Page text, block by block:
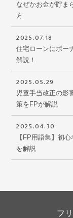
なぜかお金が貯ま
方
2025.07.18
住宅ローンにボー
解説！
2025.05.29
児童手当改正の影
策をFPが解説
2025.04.30
【FP用語集】初
を解説
フ